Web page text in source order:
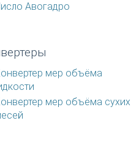
Авогадро
мер объёма
мер объёма сухих